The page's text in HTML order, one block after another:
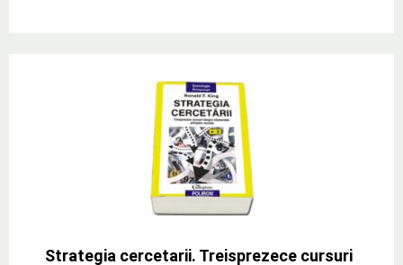
Strategia cercetarii. Treisprezece cursuri